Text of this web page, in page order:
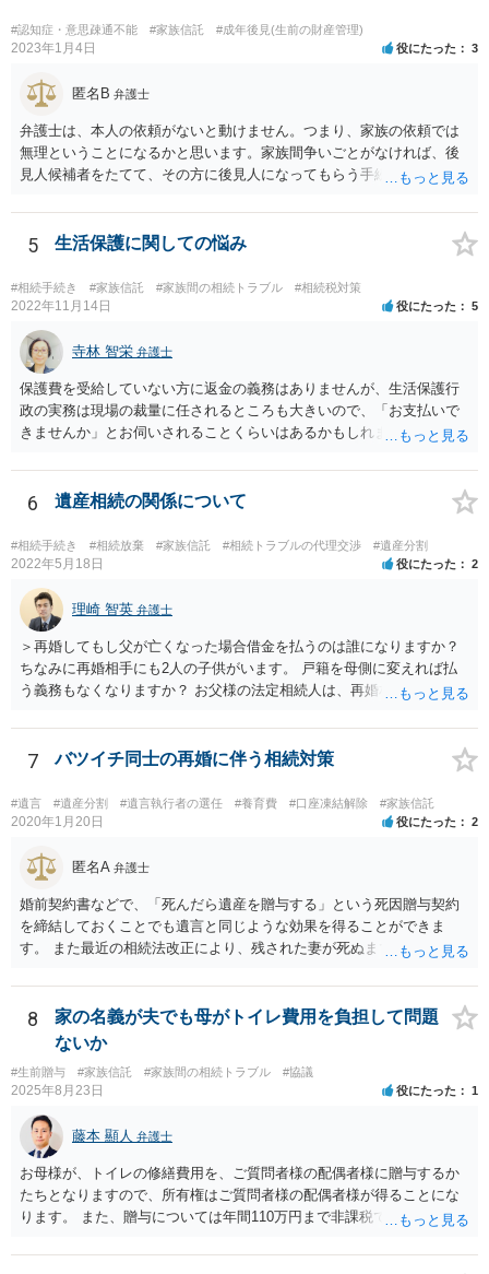
#認知症・意思疎通不能 #家族信託 #成年後見(生前の財産管理)
2023年1月4日 役にたった 3
匿名B 弁護士
弁護士は、本人の依頼がないと動けません。つまり、家族の依頼では
無理ということになるかと思います。家族間争いごとがなければ、後
見人候補者をたてて、その方に後見人になってもらう手続をすすめた
5 生活保護に関しての悩み
#相続手続き #家族信託 #家族間の相続トラブル #相続税対策
2022年11月14日 役にたった 5
寺林 智栄 弁護士
保護費を受給していない方に返金の義務はありませんが、生活保護行
政の実務は現場の裁量に任されるところも大きいので、「お支払いで
きませんか」とお伺いされることくらいはあるかもしれません。 通報
考えてご判断いただくのが良いと思います。
6 遺産相続の関係について
#相続手続き #相続放棄 #家族信託 #相続トラブルの代理交渉 #遺産分割
2022年5月18日 役にたった 2
理崎 智英 弁護士
＞再婚してもし父が亡くなった場合借金を払うのは誰になりますか？
ちなみに再婚相手にも2人の子供がいます。 戸籍を母側に変えれば払
う義務もなくなりますか？ お父様の法定相続人は、再婚相手とご相談
戸籍がどこにあるのかは関係ありません。 ただし、お父様が亡くなっ
たことを知ってから３か月以内に家庭裁判所にて「相続放棄」の手続
7 バツイチ同士の再婚に伴う相続対策
#遺言 #遺産分割 #遺言執行者の選任 #養育費 #口座凍結解除 #家族信託
2020年1月20日 役にたった 2
匿名A 弁護士
婚前契約書などで、「死んだら遺産を贈与する」という死因贈与契約
を締結しておくことでも遺言と同じような効果を得ることができま
す。 また最近の相続法改正により、残された妻が死ぬまで家に住み続
で、その制度を活用する方法も考えられます。 もし契約書の作成まで
視野に入れておられる場合は、お近くの弁護士、できれば相続に強い
弁護士にご相談なさるとよいでしょう。
8
家の名義が夫でも母がトイレ費用を負担して問題
ないか
#生前贈与 #家族信託 #家族間の相続トラブル #協議
2025年8月23日 役にたった 1
藤本 顯人 弁護士
お母様が、トイレの修繕費用を、ご質問者様の配偶者様に贈与するか
たちとなりますので、所有権はご質問者様の配偶者様が得ることにな
ります。 また、贈与については年間110万円まで非課税であり、トイ